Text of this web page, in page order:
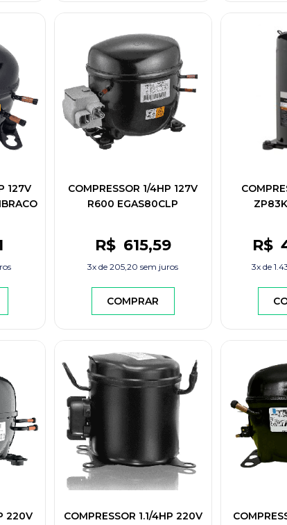
127V
COMPRESSOR 1/4HP 127V
R600 EGAS80CLP
R$ 615,59
3x de 205,20 sem juros
COMPRAR
R$
3x de
220V
COMPRESSOR 1.1/4HP 220V